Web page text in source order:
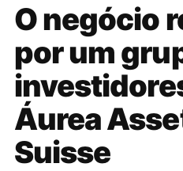
O negócio
por um
Áurea
Suisse